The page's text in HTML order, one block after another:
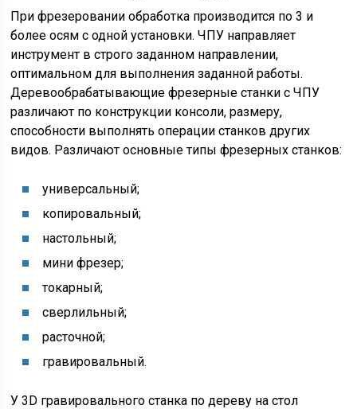
При фрезеровании обработка производится по 3 и
более осям с одной установки. ЧПУ направляет
инструмент в строго заданном направлении,
оптимальном для выполнения заданной работы.
Деревообрабатывающие фрезерные станки с ЧПУ
различают по конструкции консоли, размеру,
способности выполнять операции станков других
видов. Различают основные типы фрезерных станков:
универсальный;
копировальный;
настольный;
мини фрезер;
токарный;
сверлильный;
расточной;
гравировальный.
У 3D гравировального станка по дереву на стол